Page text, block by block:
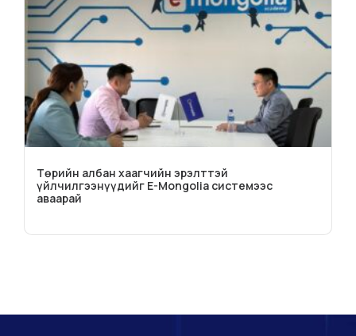
Төрийн албан хаагчийн эрэлттэй
үйлчилгээнүүдийг E-Mongolia системээс
аваарай